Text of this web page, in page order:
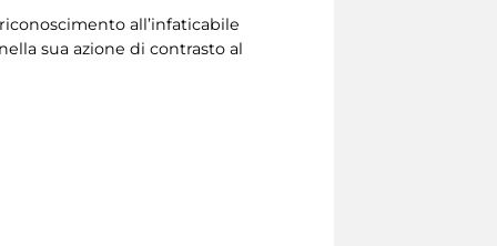
all’infaticabile
sua azione di contrasto al